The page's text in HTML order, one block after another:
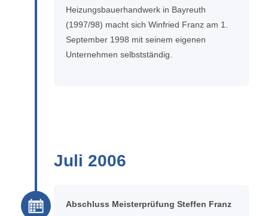
Heizungsbauerhandwerk in Bayreuth
(1997/98) macht sich Winfried Franz am 1.
September 1998 mit seinem eigenen
Unternehmen selbstständig.
Abschluss Meisterprüfung Steffen Franz
Juli 2006